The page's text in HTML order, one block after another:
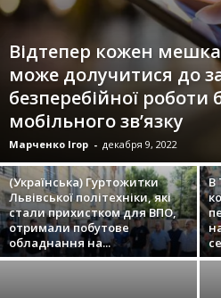
Відтепер кожен
може долучитися до
безперебійної роботи
мобільного зв’язку
Марченко Ігор - декабря 9, 2022
(Українська) Гуртожитки
Львівської політехніки, які
стали прихистком для ВПО,
отримали побутове
обладнання на...
В